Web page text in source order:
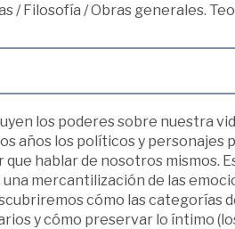
/Filosofía /Obras generales.
los poderes sobre nuestra
años los políticos y
que hablar de nosotros mismos.
mercantilización de las
cómo las categorías
y cómo preservar lo íntimo